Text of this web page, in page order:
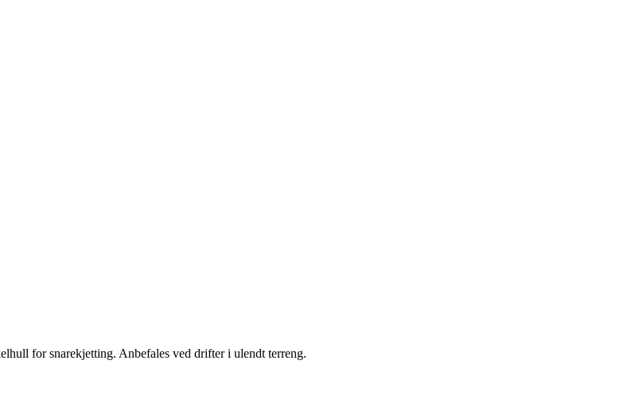
for snarekjetting. Anbefales ved drifter i ulendt terreng.